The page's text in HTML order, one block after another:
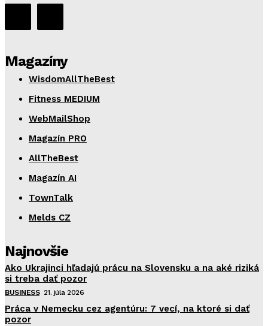
Magazíny
WisdomAllTheBest
Fitness MEDIUM
WebMailShop
Magazín PRO
AllTheBest
Magazín AI
TownTalk
Melds CZ
Najnovšie
Ako Ukrajinci hľadajú prácu na Slovensku a na aké riziká
si treba dať pozor
BUSINESS 21. júla 2026
Práca v Nemecku cez agentúru: 7 vecí, na ktoré si dať
pozor